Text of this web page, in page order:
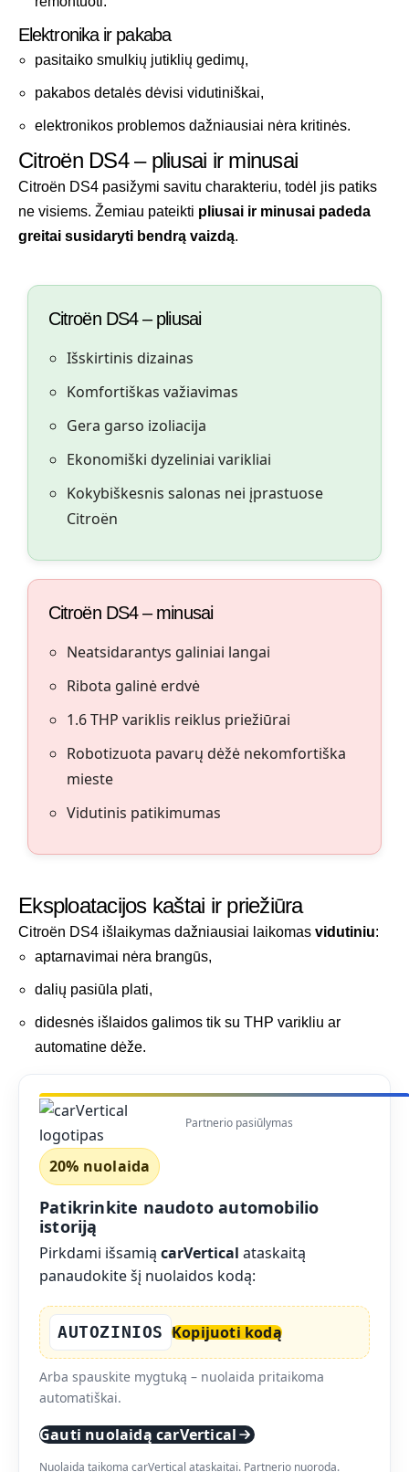
Elektronika ir pakaba
pasitaiko smulkių jutiklių gedimų,
pakabos detalės dėvisi vidutiniškai,
elektronikos problemos dažniausiai nėra kritinės.
Citroën DS4 – pliusai ir minusai
Citroën DS4 pasižymi savitu charakteriu, todėl jis patiks
ne visiems. Žemiau pateikti pliusai ir minusai padeda
greitai susidaryti bendrą vaizdą.
Citroën DS4 – pliusai
Išskirtinis dizainas
Komfortiškas važiavimas
Gera garso izoliacija
Ekonomiški dyzeliniai varikliai
Kokybiškesnis salonas nei įprastuose
Citroën
Citroën DS4 – minusai
Neatsidarantys galiniai langai
Ribota galinė erdvė
1.6 THP variklis reiklus priežiūrai
Robotizuota pavarų dėžė nekomfortiška
mieste
Vidutinis patikimumas
Eksploatacijos kaštai ir priežiūra
Citroën DS4 išlaikymas dažniausiai laikomas vidutiniu:
aptarnavimai nėra brangūs,
dalių pasiūla plati,
didesnės išlaidos galimos tik su THP varikliu ar
automatine dėže.
Partnerio pasiūlymas
20% nuolaida
Patikrinkite naudoto automobilio
istoriją
Pirkdami išsamią carVertical ataskaitą
panaudokite šį nuolaidos kodą:
AUTOZINIOS Kopijuoti kodą
Arba spauskite mygtuką – nuolaida pritaikoma
automatiškai.
Gauti nuolaidą carVertical
Nuolaida taikoma carVertical ataskaitai. Partnerio nuoroda.